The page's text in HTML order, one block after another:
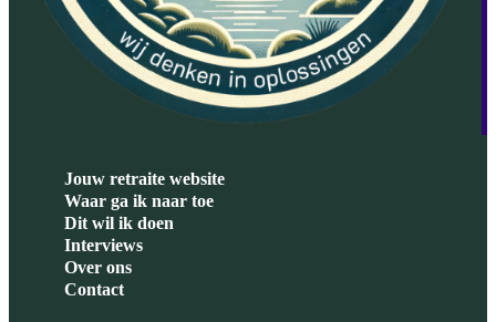
Jouw retraite website
Waar ga ik naar toe
Dit wil ik doen
Interviews
Over ons
Contact